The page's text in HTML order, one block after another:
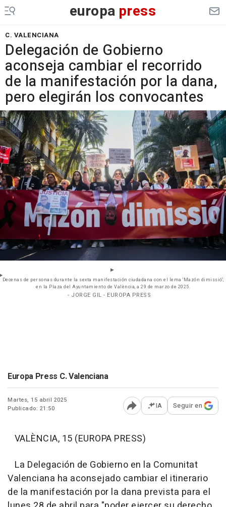
europa press
C. VALENCIANA
Delegación de Gobierno
aconseja cambiar el recorrido
de la manifestación por la dana,
pero elegirán los convocantes
Decenas de personas durante la sexta manifestación ciudadana con el lema 'Mazón dimissió',
en la Plaza del Ayuntamiento de València, a 29 de marzo de 2025.
- JORGE GIL - EUROPA PRESS
Europa Press C. Valenciana
Martes, 15 abril 2025
Publicado: 21:50
Abrir opciones para
IA Seguir en
VALÈNCIA, 15 (EUROPA PRESS)
La Delegación de Gobierno en la Comunitat
Valenciana ha aconsejado cambiar el itinerario
de la manifestación por la dana prevista para el